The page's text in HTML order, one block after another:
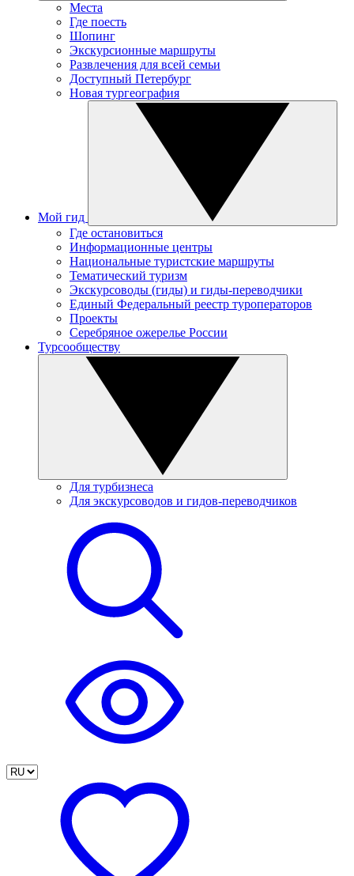
Места
Где поесть
Шопинг
Экскурсионные маршруты
Развлечения для всей семьи
Доступный Петербург
Новая тургеография
Мой гид
Где остановиться
Информационные центры
Национальные туристские маршруты
Тематический туризм
Экскурсоводы (гиды) и гиды-переводчики
Единый Федеральный реестр туроператоров
Проекты
Серебряное ожерелье России
Турсообществу
Для турбизнеса
Для экскурсоводов и гидов-переводчиков